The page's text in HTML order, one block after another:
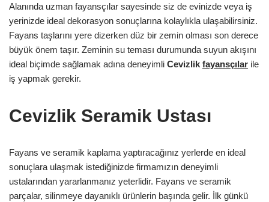
Alanında uzman fayansçılar sayesinde siz de evinizde veya iş
yerinizde ideal dekorasyon sonuçlarına kolaylıkla ulaşabilirsiniz.
Fayans taşlarını yere dizerken düz bir zemin olması son derece
büyük önem taşır. Zeminin su teması durumunda suyun akışını
ideal biçimde sağlamak adına deneyimli Cevizlik fayansçılar ile
iş yapmak gerekir.
Cevizlik Seramik Ustası
Fayans ve seramik kaplama yaptıracağınız yerlerde en ideal
sonuçlara ulaşmak istediğinizde firmamızın deneyimli
ustalarından yararlanmanız yeterlidir. Fayans ve seramik
parçalar, silinmeye dayanıklı ürünlerin başında gelir. İlk günkü